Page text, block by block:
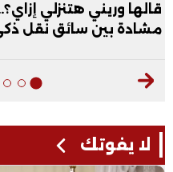
قالها وريني هتنزلي
مشادة بين سائق نقل
لا يفوتك